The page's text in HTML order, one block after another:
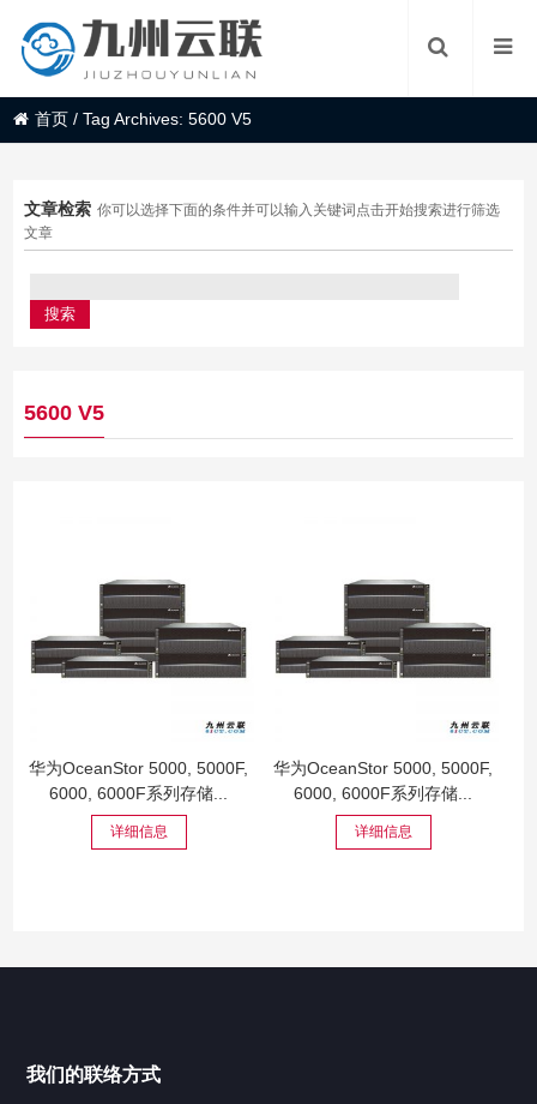
首页 /Tag Archives: 5600 V5
文章检索 你可以选择下面的条件并可以输入关键词点击开始搜索进行筛选
文章
5600 V5
华为OceanStor 5000, 5000F,
6000, 6000F系列存储...
详细信息
华为OceanStor 5000, 5000F,
6000, 6000F系列存储...
详细信息
我们的联络方式